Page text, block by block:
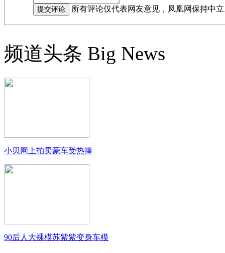
所有评论仅代表网友意见，凤凰网保持中
频道头条 Big News
小贝网上拍卖豪车受热捧
90后人大裸模苏紫紫变身车模